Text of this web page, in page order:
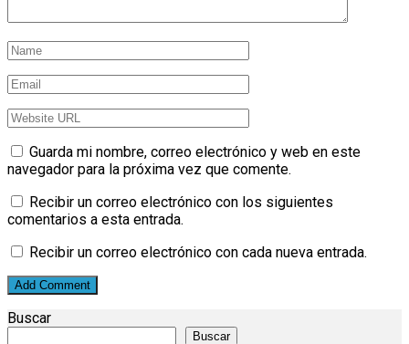
Guarda mi nombre, correo electrónico y web en este
navegador para la próxima vez que comente.
Recibir un correo electrónico con los siguientes
comentarios a esta entrada.
Recibir un correo electrónico con cada nueva entrada.
Buscar
Buscar